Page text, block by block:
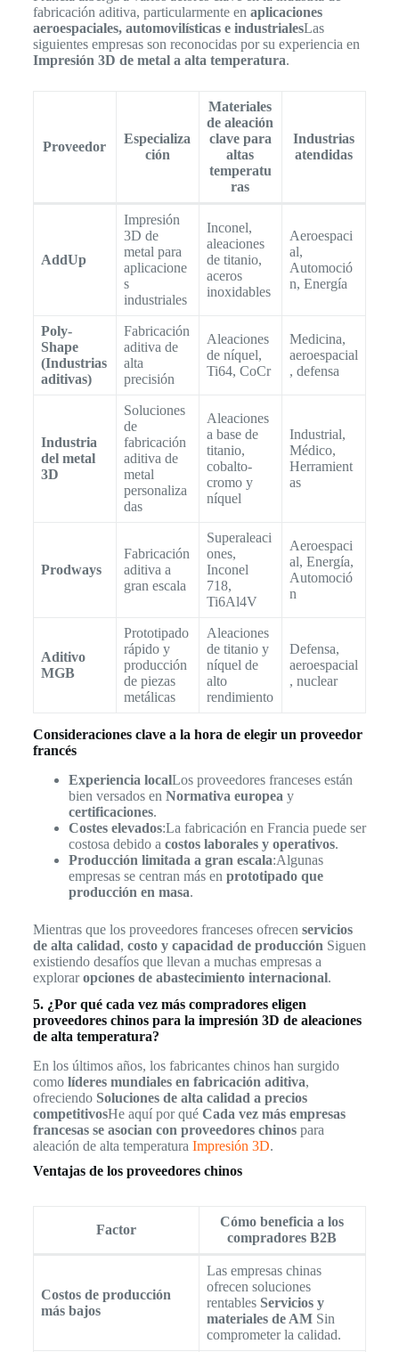
fabricación aditiva, particularmente en aplicaciones
aeroespaciales, automovilísticas e industrialesLas
siguientes empresas son reconocidas por su experiencia en
Impresión 3D de metal a alta temperatura.
Proveedor
Especializa
ción
Materiales
de aleación
clave para
altas
temperatu
ras
Industrias
atendidas
AddUp
Impresión
3D de
metal para
aplicacione
s
industriales
Inconel,
aleaciones
de titanio,
aceros
inoxidables
Aeroespaci
al,
Automoció
n, Energía
Poly-
Shape
(Industrias
aditivas)
Fabricación
aditiva de
alta
precisión
Aleaciones
de níquel,
Ti64, CoCr
Medicina,
aeroespacial
, defensa
Industria
del metal
3D
Soluciones
de
fabricación
aditiva de
metal
personaliza
das
Aleaciones
a base de
titanio,
cobalto-
cromo y
níquel
Industrial,
Médico,
Herramient
as
Prodways
Fabricación
aditiva a
gran escala
Superaleaci
ones,
Inconel
718,
Ti6Al4V
Aeroespaci
al, Energía,
Automoció
n
Aditivo
MGB
Prototipado
rápido y
producción
de piezas
metálicas
Aleaciones
de titanio y
níquel de
alto
rendimiento
Defensa,
aeroespacial
, nuclear
Consideraciones clave a la hora de elegir un proveedor
francés
Experiencia localLos proveedores franceses están
bien versados en Normativa europea y
certificaciones.
Costes elevados:La fabricación en Francia puede ser
costosa debido a costos laborales y operativos.
Producción limitada a gran escala:Algunas
empresas se centran más en prototipado que
producción en masa.
Mientras que los proveedores franceses ofrecen servicios
de alta calidad, costo y capacidad de producción Siguen
existiendo desafíos que llevan a muchas empresas a
exploraropciones de abastecimiento internacional.
5. ¿Por qué cada vez más compradores eligen
proveedores chinos para la impresión 3D de aleaciones
de alta temperatura?
En los últimos años, los fabricantes chinos han surgido
como líderes mundiales en fabricación aditiva,
ofreciendo Soluciones de alta calidad a precios
competitivosHe aquí por qué Cada vez más empresas
francesas se asocian con proveedores chinospara
aleación de alta temperatura Impresión 3D.
Ventajas de los proveedores chinos
Factor
Cómo beneficia a los
compradores B2B
Costos de producción
más bajos
Las empresas chinas
ofrecen soluciones
rentables Servicios y
materiales de AMSin
comprometer la calidad.